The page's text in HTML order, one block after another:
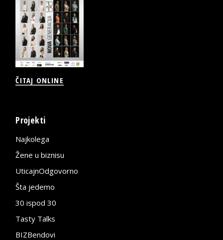
ČITAJ ONLINE
Projekti
Najkolega
Žene u biznisu
UticajnOdgovorno
Šta jedemo
30 ispod 30
Tasty Talks
BIZBendovi